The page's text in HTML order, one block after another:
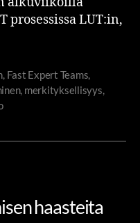
prosessissa LUT:in,
, Fast Expert Teams,
, merkityksellisyys,
haasteita